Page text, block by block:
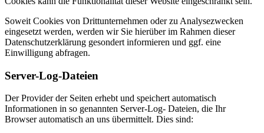
Soweit Cookies von Drittunternehmen oder zu Analysezwecken
eingesetzt werden, werden wir Sie hierüber im Rahmen dieser
Datenschutzerklärung gesondert informieren und ggf. eine
Einwilligung abfragen.
Server-Log-Dateien
Der Provider der Seiten erhebt und speichert automatisch
Informationen in so genannten Server-Log- Dateien, die Ihr
Browser automatisch an uns übermittelt. Dies sind: